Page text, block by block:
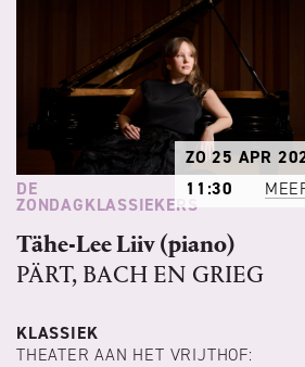
DE
ZONDAGKLASSIEKERS
ZO 25 APR
11:30
Tähe-Lee Liiv (piano)
PÄRT, BACH EN GRIEG
KLASSIEK
THEATER AAN HET VRIJTHOF: